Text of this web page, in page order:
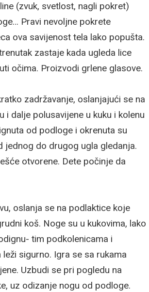
(zvuk, svetlost, nagli pokret)
Pravi nevoljne pokrete
ova savijenost tela lako popušta.
zastaje kada ugleda lice
očima. Proizvodi grlene glasove.
zadržavanje, oslanjajući se na
dalje polusavijene u kuku i kolenu
od podloge i okrenuta su
jednog do drugog ugla gledanja.
otvorene. Dete počinje da
oslanja se na podlaktice koje
koš. Noge su u kukovima, lako
tim podkolenicama i
sigurno. Igra se sa rukama
Uzbudi se pri pogledu na
uz odizanje nogu od podloge.